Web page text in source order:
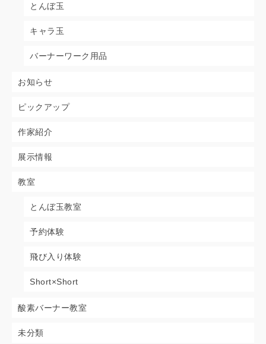
とんぼ玉
キャラ玉
バーナーワーク用品
お知らせ
ピックアップ
作家紹介
展示情報
教室
とんぼ玉教室
予約体験
飛び入り体験
Short×Short
酸素バーナー教室
未分類